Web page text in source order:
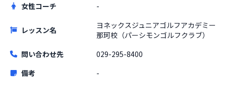
女性コーチ
-
レッスン名
ヨネックスジュニアゴルフアカデミー
那珂校（パーシモンゴルフクラブ）
問い合わせ先
029-295-8400
備考
-